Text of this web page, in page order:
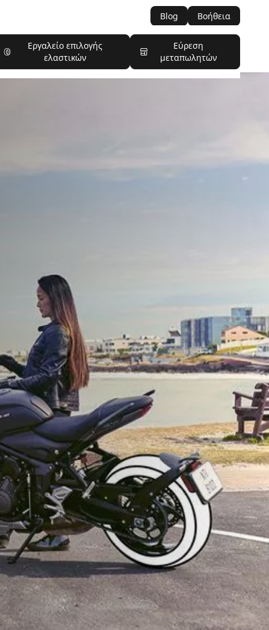
Blog Βοήθεια
Εργαλείο επιλογής
ελαστικών
Εύρεση
μεταπωλητών